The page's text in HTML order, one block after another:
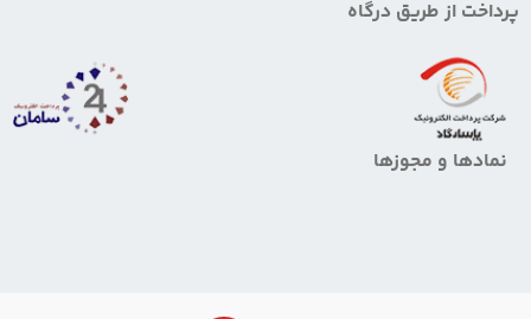
پرداخت از طریق درگاه
نمادها و مجوزها